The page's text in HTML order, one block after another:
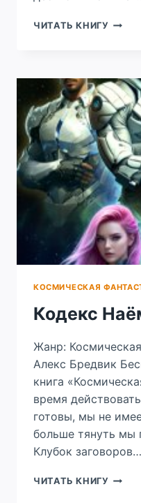
ЧИТАТЬ КНИГУ НЕБО
КОСМИЧЕСКАЯ
Кодекс
Жанр:
Алекс Бредвик
книга
время
готовы, мы не
больше тянуть мы
Клубок заговоров…
ЧИТАТЬ КНИГУ